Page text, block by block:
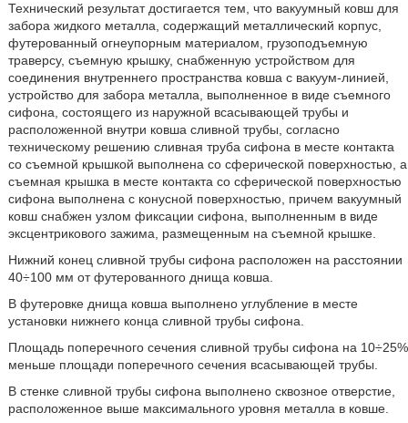
Технический результат достигается тем, что вакуумный ковш для
забора жидкого металла, содержащий металлический корпус,
футерованный огнеупорным материалом, грузоподъемную
траверсу, съемную крышку, снабженную устройством для
соединения внутреннего пространства ковша с вакуум-линией,
устройство для забора металла, выполненное в виде съемного
сифона, состоящего из наружной всасывающей трубы и
расположенной внутри ковша сливной трубы, согласно
техническому решению сливная труба сифона в месте контакта
со съемной крышкой выполнена со сферической поверхностью, а
съемная крышка в месте контакта со сферической поверхностью
сифона выполнена с конусной поверхностью, причем вакуумный
ковш снабжен узлом фиксации сифона, выполненным в виде
эксцентрикового зажима, размещенным на съемной крышке.
Нижний конец сливной трубы сифона расположен на расстоянии
40÷100 мм от футерованного днища ковша.
В футеровке днища ковша выполнено углубление в месте
установки нижнего конца сливной трубы сифона.
Площадь поперечного сечения сливной трубы сифона на 10÷25%
меньше площади поперечного сечения всасывающей трубы.
В стенке сливной трубы сифона выполнено сквозное отверстие,
расположенное выше максимального уровня металла в ковше.